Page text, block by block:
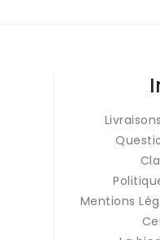
Livraisons
Mentions